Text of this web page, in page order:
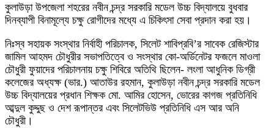
কুলাউড়া উপজেলা শহরের নবীন চন্দ্র সরকারি মডেল উচ্চ বিদ্যালয়ে বুধবার
দিনব্যাপী বিনামূল্যে চক্ষু রোগীদের মধ্যে এ চিকিৎসা সেবা প্রদান করা হয়।
নিঃস্ব সহায়ক সংস্থার নির্বাহী পরিচালক, সিলেট শাবিপ্রবি’র সাবেক রেজিস্টার
জামিল আহমদ চৌধুরীর সভাপতিত্বে ও সংস্থার কো-অর্ডিনেটর ফজলে মাওলা
চৌধুরী ফুয়াদের পরিচালনায় চক্ষু শিবিরে অতিথি ছিলেন- লংলা আধুনিক ডিগ্রী
কলেজের অধ্যক্ষ (ভার.) আতাউর রহমান, কুলাউড়া নবীন চন্দ্র সরকারি মডেল
উচ্চ বিদ্যালয়ের প্রধান শিক্ষক মো. আমির হোসেন, ভোরের কাগজ প্রতিনিধি
আব্দুল কুদ্দুছ ও দেশ রূপান্তর এবং সিলেটভিউ প্রতিনিধি এস আর অনি
চৌধুরী।